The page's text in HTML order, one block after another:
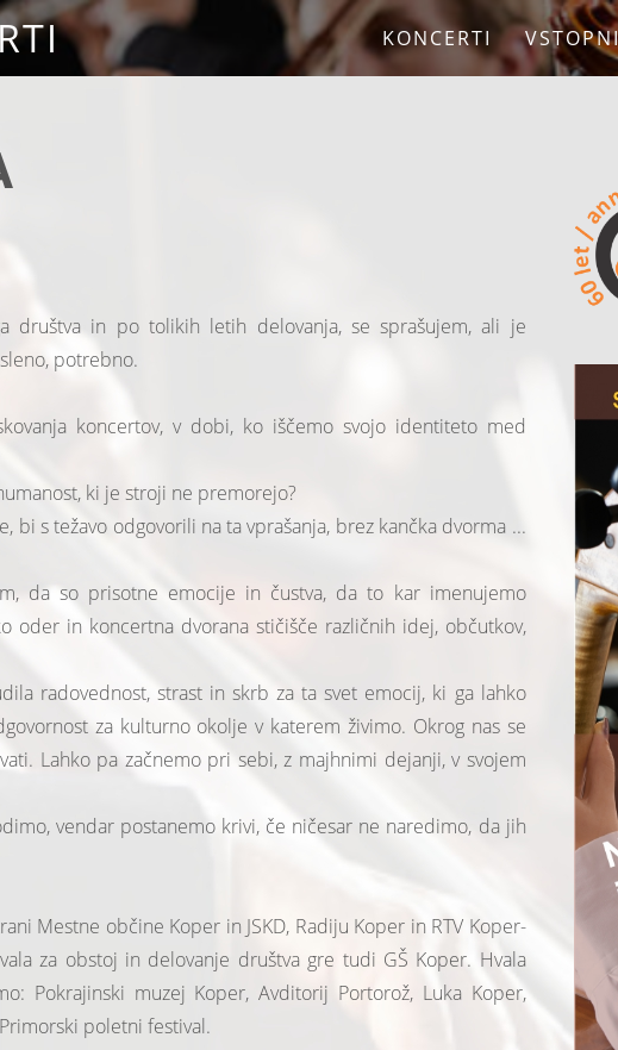
KONCERTI
društva in po tolikih letih delovanja, se sprašujem, ali je
potrebno.
koncertov, v dobi, ko iščemo svojo identiteto med
ki je stroji ne premorejo?
s težavo odgovorili na ta vprašanja, brez kančka dvorma ...
da so prisotne emocije in čustva, da to kar imenujemo
oder in koncertna dvorana stičišče različnih idej, občutkov,
radovednost, strast in skrb za ta svet emocij, ki ga lahko
za kulturno okolje v katerem živimo. Okrog nas se
Lahko pa začnemo pri sebi, z majhnimi dejanji, v svojem
vendar postanemo krivi, če ničesar ne naredimo, da jih
Mestne občine Koper in JSKD, Radiju Koper in RTV Koper-
za obstoj in delovanje društva gre tudi GŠ Koper. Hvala
Pokrajinski muzej Koper, Avditorij Portorož, Luka Koper,
poletni festival.